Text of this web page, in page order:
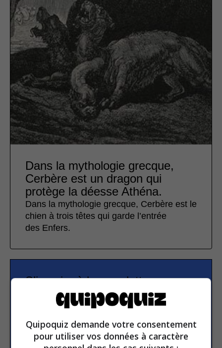
Dans la mythologie grecque,
Cerbère est un dragon qui
protège la déesse Athéna.
Dans la mythologie grecque, Cerbère est le
chien à trois têtes qui garde l’entrée
des Enfers.
S’inscrire à la newsletter
Quipoquiz demande votre consentement
pour utiliser vos données à caractère